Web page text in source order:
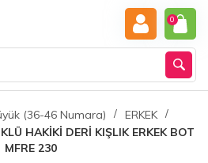
0
(36-46 Numara)
ERKEK
HAKİKİ DERİ KIŞLIK ERKEK BOT
MFRE 230